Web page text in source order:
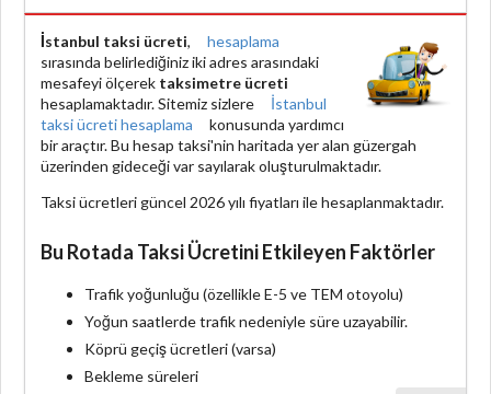
İstanbul taksi ücreti,
hesaplama
sırasında belirlediğiniz iki adres arasındaki
mesafeyi ölçerek taksimetre ücreti
hesaplamaktadır. Sitemiz sizlere
İstanbul
taksi ücreti hesaplama
konusunda yardımcı
bir araçtır. Bu hesap taksi'nin haritada yer alan güzergah
üzerinden gideceği var sayılarak oluşturulmaktadır.
Taksi ücretleri güncel 2026 yılı fiyatları ile hesaplanmaktadır.
Bu Rotada Taksi Ücretini Etkileyen Faktörler
Trafik yoğunluğu (özellikle E-5 ve TEM otoyolu)
Yoğun saatlerde trafik nedeniyle süre uzayabilir.
Köprü geçiş ücretleri (varsa)
Bekleme süreleri